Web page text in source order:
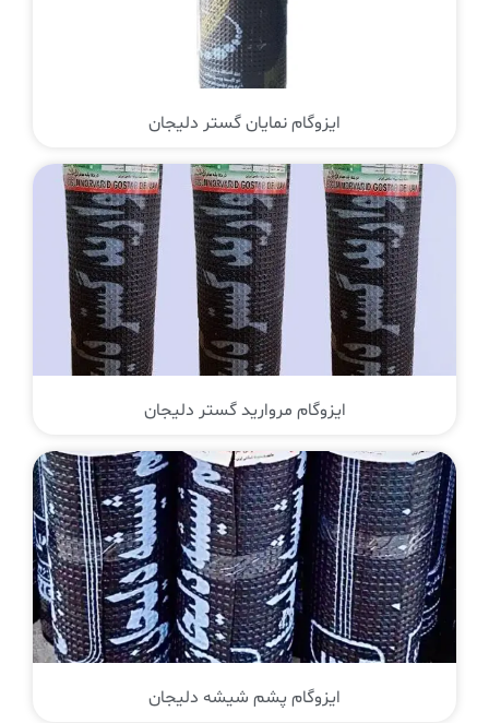
ایزوگام نمایان گستر دلیجان
ایزوگام مروارید گستر دلیجان
ایزوگام پشم شیشه دلیجان